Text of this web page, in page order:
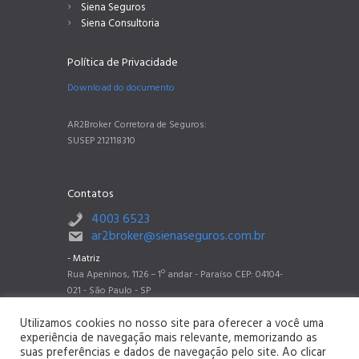
Siena Seguros
Siena Consultoria
Política de Privacidade
Download do documento
AR2Broker Corretora de Seguros:
SUSEP 212118310
Contatos
4003 6523
ar2broker@sienaseguros.com.br
- Matriz
Rua Apeninos, 1126 – 1º andar - Paraíso CEP: 04104-
021 - São Paulo - SP
Rua dos Timbiras, 2788 sala 802 - Barro Preto CEP:
30140-062 - Belo Horizonte - MG
Utilizamos cookies no nosso site para oferecer a você uma
experiência de navegação mais relevante, memorizando as
suas preferências e dados de navegação pelo site. Ao clicar